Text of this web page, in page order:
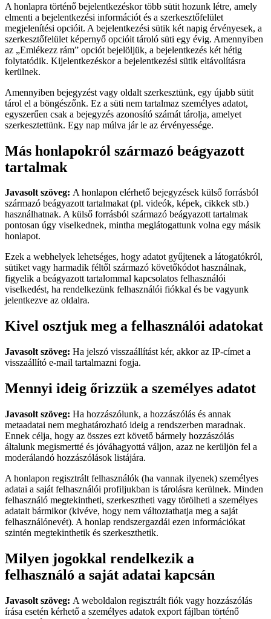
A honlapra történő bejelentkezéskor több sütit hozunk létre, amely
elmenti a bejelentkezési információt és a szerkesztőfelület
megjelenítési opcióit. A bejelentkezési sütik két napig érvényesek, a
szerkesztőfelület képernyő opcióit tároló süti egy évig. Amennyiben
az „Emlékezz rám” opciót bejelöljük, a bejelentkezés két hétig
folytatódik. Kijelentkezéskor a bejelentkezési sütik eltávolításra
kerülnek.
Amennyiben bejegyzést vagy oldalt szerkesztünk, egy újabb sütit
tárol el a böngészőnk. Ez a süti nem tartalmaz személyes adatot,
egyszerűen csak a bejegyzés azonosító számát tárolja, amelyet
szerkesztettünk. Egy nap múlva jár le az érvényessége.
Más honlapokról származó beágyazott
tartalmak
Javasolt szöveg: A honlapon elérhető bejegyzések külső forrásból
származó beágyazott tartalmakat (pl. videók, képek, cikkek stb.)
használhatnak. A külső forrásból származó beágyazott tartalmak
pontosan úgy viselkednek, mintha meglátogattunk volna egy másik
honlapot.
Ezek a webhelyek lehetséges, hogy adatot gyűjtenek a látogatókról,
sütiket vagy harmadik féltől származó követőkódot használnak,
figyelik a beágyazott tartalommal kapcsolatos felhasználói
viselkedést, ha rendelkezünk felhasználói fiókkal és be vagyunk
jelentkezve az oldalra.
Kivel osztjuk meg a felhasználói adatokat
Javasolt szöveg: Ha jelszó visszaállítást kér, akkor az IP-címet a
visszaállító e-mail tartalmazni fogja.
Mennyi ideig őrizzük a személyes adatot
Javasolt szöveg: Ha hozzászólunk, a hozzászólás és annak
metaadatai nem meghatározható ideig a rendszerben maradnak.
Ennek célja, hogy az összes ezt követő bármely hozzászólás
általunk megismertté és jóváhagyottá váljon, azaz ne kerüljön fel a
moderálandó hozzászólások listájára.
A honlapon regisztrált felhasználók (ha vannak ilyenek) személyes
adatai a saját felhasználói profiljukban is tárolásra kerülnek. Minden
felhasználó megtekintheti, szerkesztheti vagy törölheti a személyes
adatait bármikor (kivéve, hogy nem változtathatja meg a saját
felhasználónevét). A honlap rendszergazdái ezen információkat
szintén megtekinthetik és szerkeszthetik.
Milyen jogokkal rendelkezik a
felhasználó a saját adatai kapcsán
Javasolt szöveg: A weboldalon regisztrált fiók vagy hozzászólás
írása esetén kérhető a személyes adatok export fájlban történő